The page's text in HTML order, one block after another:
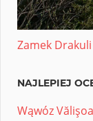
Zamek
NAJLEPIEJ
Wąwóz